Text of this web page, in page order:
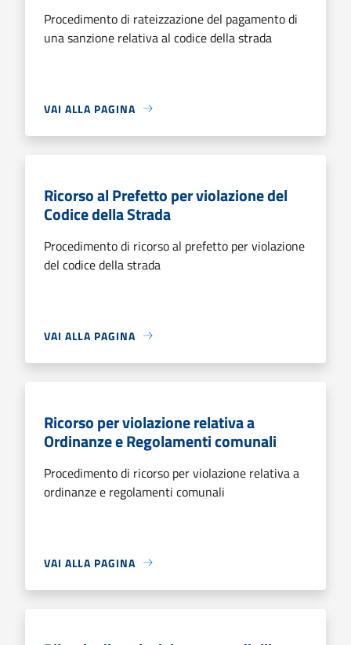
Procedimento di rateizzazione del pagamento di
una sanzione relativa al codice della strada
VAI ALLA PAGINA
Ricorso al Prefetto per violazione del
Codice della Strada
Procedimento di ricorso al prefetto per violazione
del codice della strada
VAI ALLA PAGINA
Ricorso per violazione relativa a
Ordinanze e Regolamenti comunali
Procedimento di ricorso per violazione relativa a
ordinanze e regolamenti comunali
VAI ALLA PAGINA